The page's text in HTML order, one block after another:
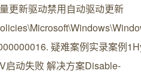
更新驱动禁用自动驱动更新
疑难案例实录案例
启动失败 解决方案Disable-